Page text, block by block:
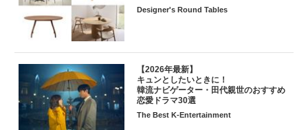
Designer's Round Tables
【2026年最新】
キュンとしたいときに！
韓流ナビゲーター・田代親世のおすすめ
恋愛ドラマ30選
The Best K-Entertainment